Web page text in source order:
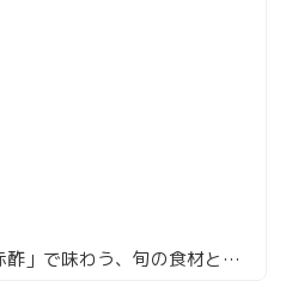
【六本木グルメ】「寿司 赤酢」で味わう、旬の食材と職人の技が光るおまかせコース